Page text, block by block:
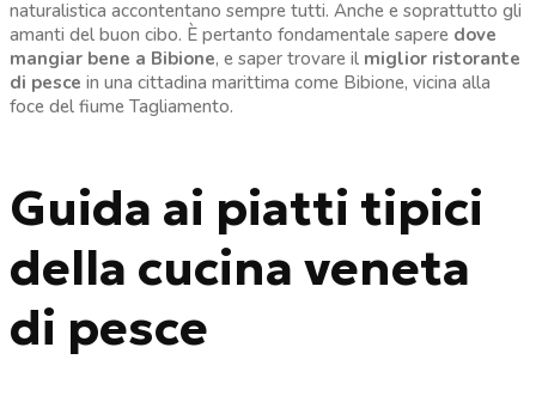
naturalistica accontentano sempre tutti. Anche e soprattutto gli
amanti del buon cibo. È pertanto fondamentale sapere dove
mangiar bene a Bibione, e saper trovare il miglior ristorante
di pesce in una cittadina marittima come Bibione, vicina alla
foce del fiume Tagliamento.
Guida ai piatti tipici
della cucina veneta
di pesce